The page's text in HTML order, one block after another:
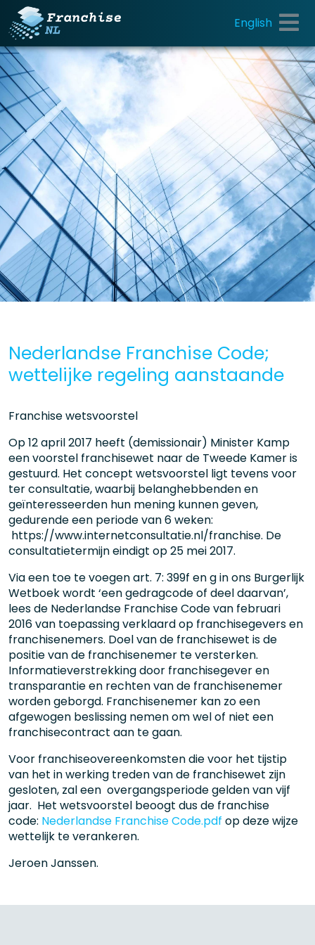
English
Nederlandse Franchise Code;
wettelijke regeling aanstaande
Franchise wetsvoorstel
Op 12 april 2017 heeft (demissionair) Minister Kamp
een voorstel franchisewet naar de Tweede Kamer is
gestuurd. Het concept wetsvoorstel ligt tevens voor
ter consultatie, waarbij belanghebbenden en
geïnteresseerden hun mening kunnen geven,
gedurende een periode van 6 weken:
https://www.internetconsultatie.nl/franchise. De
consultatietermijn eindigt op 25 mei 2017.
Via een toe te voegen art. 7: 399f en g in ons Burgerlijk
Wetboek wordt ‘een gedragcode of deel daarvan’,
lees de Nederlandse Franchise Code van februari
2016 van toepassing verklaard op franchisegevers en
franchisenemers. Doel van de franchisewet is de
positie van de franchisenemer te versterken.
Informatieverstrekking door franchisegever en
transparantie en rechten van de franchisenemer
worden geborgd. Franchisenemer kan zo een
afgewogen beslissing nemen om wel of niet een
franchisecontract aan te gaan.
Voor franchiseovereenkomsten die voor het tijstip
van het in werking treden van de franchisewet zijn
gesloten, zal een overgangsperiode gelden van vijf
jaar. Het wetsvoorstel beoogt dus de franchise
code: Nederlandse Franchise Code.pdf op deze wijze
wettelijk te verankeren.
Jeroen Janssen.